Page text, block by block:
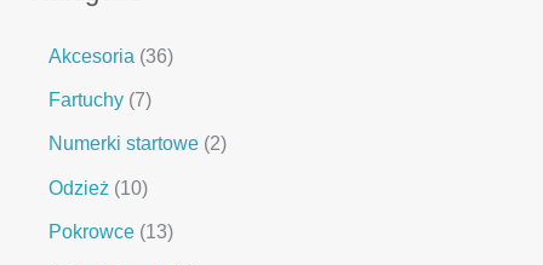
Akcesoria 36
Fartuchy 7
Numerki startowe 2
Odzież 10
Pokrowce 13